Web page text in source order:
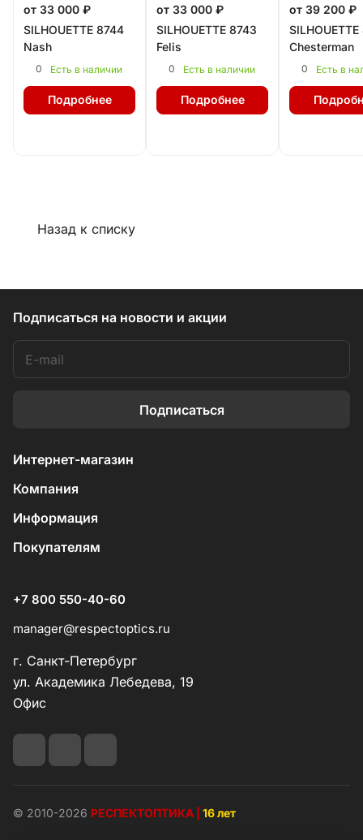
от 33 000 ₽
SILHOUETTE 8744
Nash
0 Есть в наличии
Подробнее
от 33 000 ₽
SILHOUETTE 8743
Felis
0 Есть в наличии
Подробнее
от 39 200 ₽
Chesterman
0 Есть в
Назад к списку
Подписаться на новости и акции
Подписаться
Интернет-магазин
Компания
Информация
Покупателям
+7 800 550-40-60
manager@respectoptics.ru
г. Санкт-Петербург
ул. Академика Лебедева, 19
Офис
© 2010-2026 РЕСПЕКТОПТИКА | 16 лет